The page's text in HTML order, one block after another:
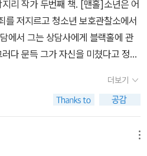
무수히 많은 맨홀들 가운데 하나의
처럼 우리 모두에게는 보이지 않는
는 반항과 증오가 아물지 않은 채 삶
하는 십대라면 말할 것도 없을 것이
은 실존의 체험이다. 이는 맨홀이나 블
지로 상징화되어 나타난다. 또 이 구
로 이런 진실이 담겨 있다. 가장 큰 폭
또 다른 폭력이 자리를 차지하게 된
을 때 폭력은 재반복될 수밖에 없다
남긴다. 어떻게 해야 마음 속 구멍을
주변에 얼마나 많을까?많은 생각
지닌 채 살아가는 사람이 얼마나 많
못했던 경험이 있다. 단 한번의 경
아이를 키우면서 매를 들지 않았
로 제압하지 않았다. 폭력이 폭력을
도망쳤던 맨홀, 상처받은 남매를 보
되는 부조리한 세상에서 '나'를 건
. 그러나 괴물 같은 '맨홀'에서 빠져나
함께였던 누나가 있었기에 가능했
게 가슴으로 파고들었다. 한 순간 빨
으로 괴로워하는 경우를 종종 미디
이야기가 아니라 내 주변에도 이런
모른다. 타인에게 받은 폭력이라면
, 가정폭력은 그 수치심때문에 숨어
료를 받을 수가 없으니 그것이 나중에
이 들었다. 어린 소년의 눈과 마음
통해 치유한다고 완전히 없던 일처
자리로 쉽게 돌아오지 않는다. 가정
아가지만 그 영향을 고스란히 받은
있는 자신을 통제하는 능력을 잃
나라는 가정내의 폭력에 대해서는
리는 일, 남편이 아내를 때리는 일에
을 사용해도 된다고 한다. 그리고
대해서는 간섭하지 말아야한다고 한
밖에 나가서 떠벌리는 것도 올바른
를 알아차림으로써 자연스레 찾아
간에 흘러나오는 것에 그치며, 되새
불과하다고 생각했다. 그 재활용의
이지. 찰나를 영겁의 순간으로 만드
그러므로 ‘나’의 머릿속을 통과하는
뿐 모든 시간과 장소에서 ‘나’의 의
는 노력을 벌인다. 3. 나는 불가능
리 작가 두번째 책. [맨홀]소년은 어
를 저지르고 청소년 보호관찰소에서
에서 그는 상담사에게 블랙홀에 관
다 문득 그가 자신을 미쳤다고 정신
인간은 아예 구명 그 자체로 이루
소년은 열 여섯명의 목숨을 구한
서 잃었다. 그러나 그토록 미워하며
그의 분노를 자아낸다. 엄마가 애지
훈장도, 죽은 아버지를 두둔하는 듯
더보기